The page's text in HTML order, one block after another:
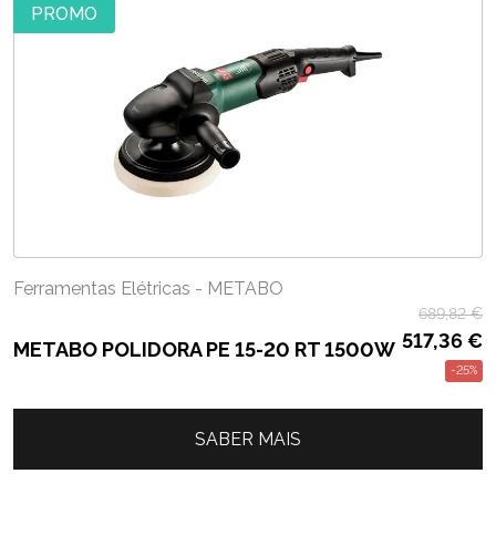
PROMO
Ferramentas Elétricas - METABO
METABO POLIDORA PE 15-20 RT 1500W
689,82€
517,36€
-25%
SABER MAIS